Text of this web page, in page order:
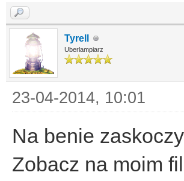
Tyrell
Uberlampiarz
23-04-2014, 10:01
Na benie
Zobacz na moim